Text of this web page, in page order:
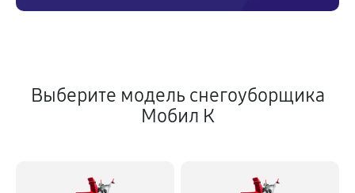
Выберите модель снегоуборщика
Мобил К